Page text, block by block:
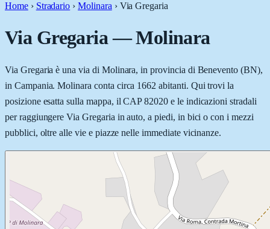
Home › Stradario › Molinara › Via Gregaria
Via Gregaria—Molinara
Via Gregaria è una via di Molinara, in provincia di Benevento (BN),
in Campania. Molinara conta circa 1662 abitanti. Qui trovi la
posizione esatta sulla mappa, il CAP 82020 e le indicazioni stradali
per raggiungere Via Gregaria in auto, a piedi, in bici o con i mezzi
pubblici, oltre alle vie e piazze nelle immediate vicinanze.